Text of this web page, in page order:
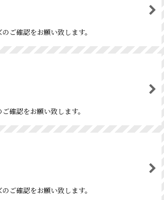
確認をお願い致します。
認をお願い致します。
確認をお願い致します。